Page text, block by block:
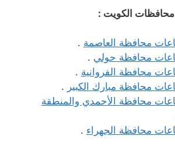
الكويت :
محافظة العاصمة .
محافظة حولي .
محافظة الفروانية .
محافظة مبارك الكبير .
محافظة الأحمدي والمنطقة
محافظة الجهراء .